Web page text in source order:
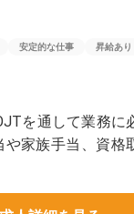
安定的な仕事 昇給あり
を通して業務に
家族手当、資格